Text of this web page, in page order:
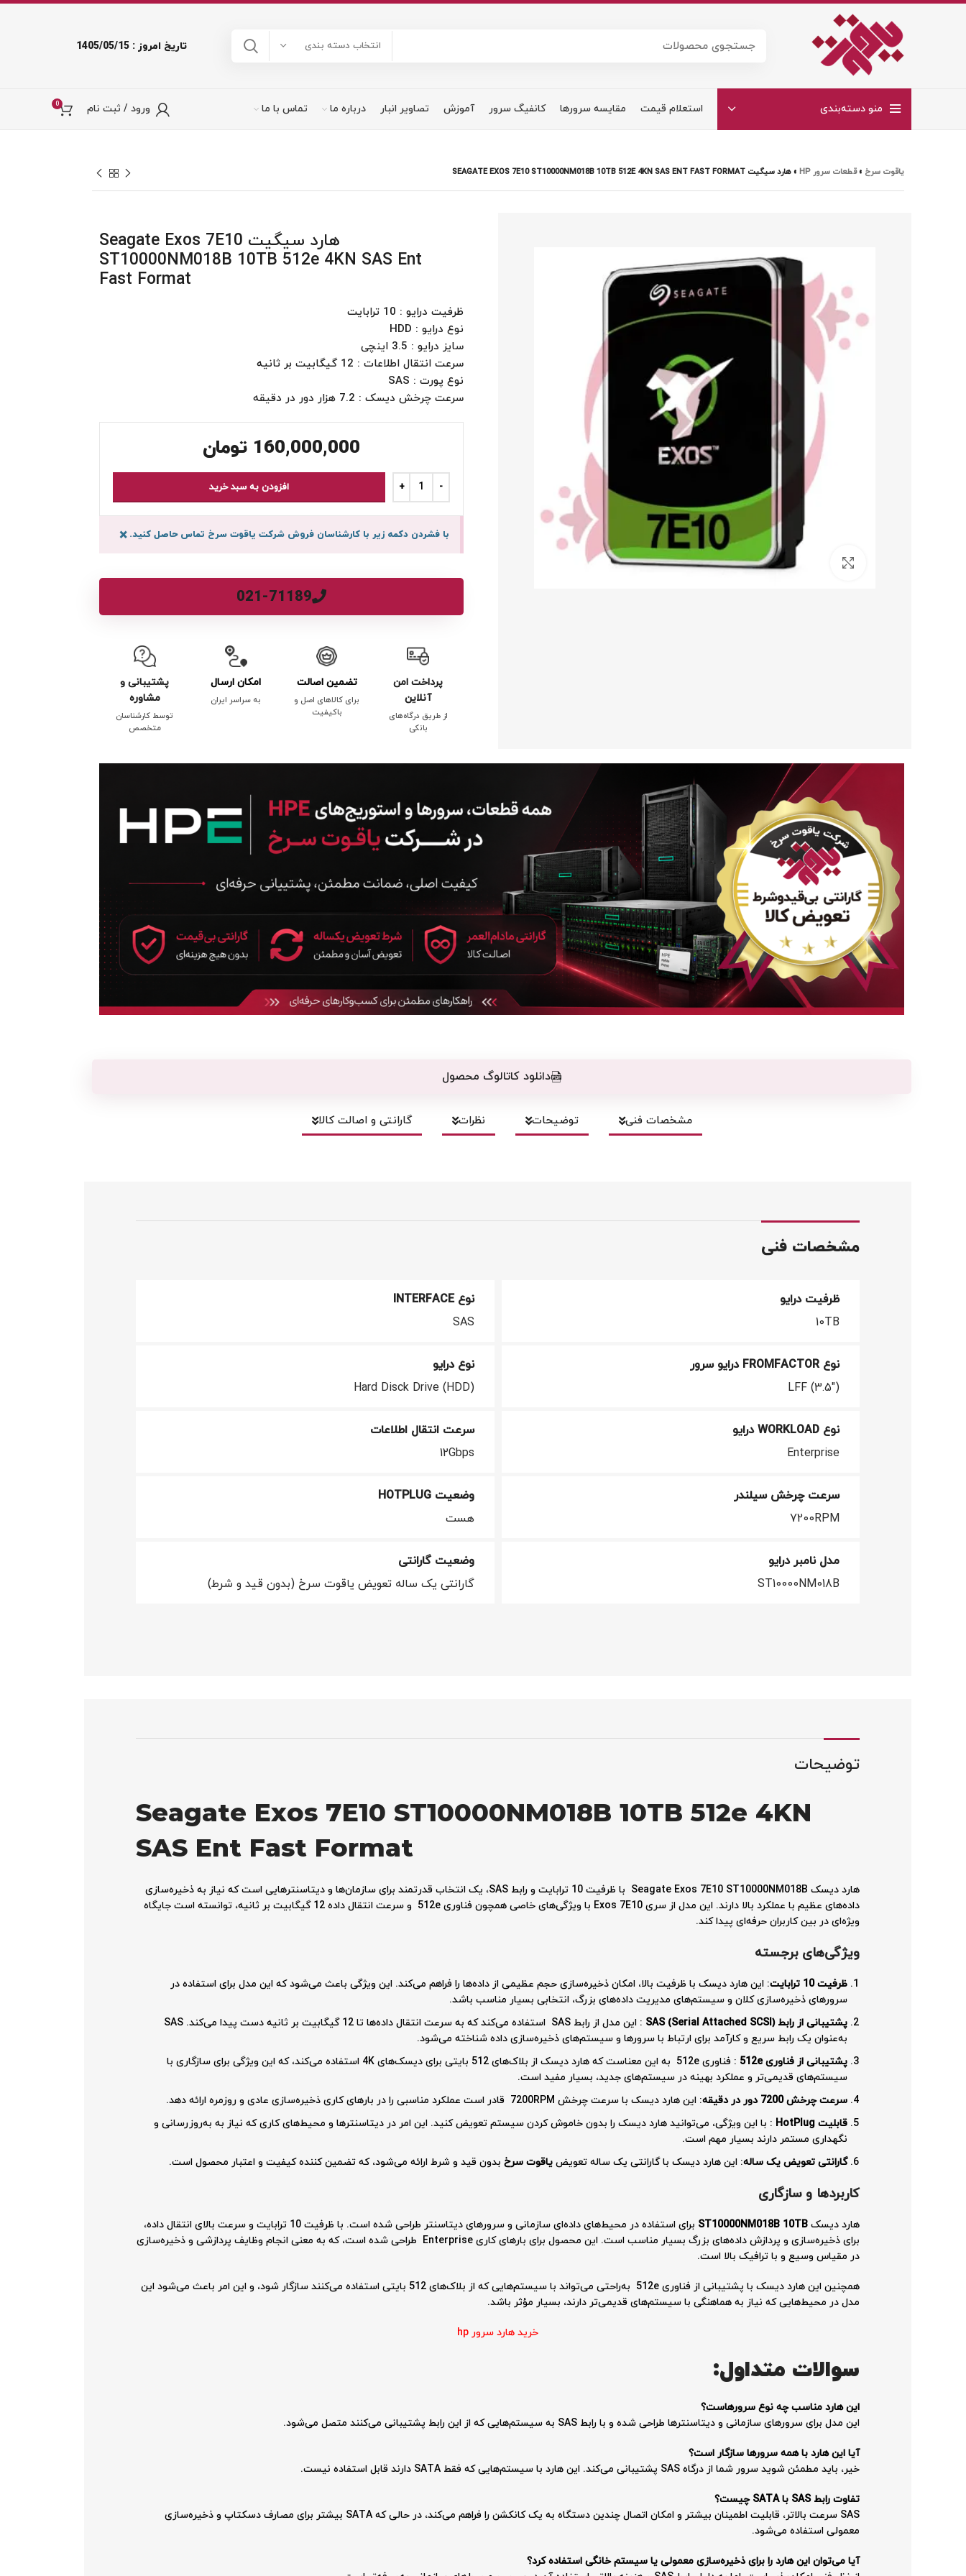
انتخاب دسته بندی تاریخ امروز : 1405/05/15
منو دسته‌بندی استعلام قیمت مقایسه سرورها کانفیگ سرور آموزش تصاویر انبار درباره ما تماس با ما ورود / ثبت نام 0
یاقوت سرخ »قطعات سرور HP »هارد سیگیت SEAGATE EXOS 7E10 ST10000NM018B 10TB 512E 4KN SAS ENT FAST FORMAT
برای بزرگنمایی کلیک کنید
هارد سیگیت Seagate Exos 7E10
ST10000NM018B 10TB 512e 4KN SAS Ent
Fast Format
ظرفیت درایو : 10 ترابایت
نوع درایو : HDD
سایز درایو : 3.5 اینچی
سرعت انتقال اطلاعات : 12 گیگابیت بر ثانیه
نوع پورت : SAS
سرعت چرخش دیسک : 7.2 هزار دور در دقیقه
160,000,000 تومان
افزودن به سبد خرید
با فشردن دکمه زیر با کارشناسان فروش شرکت یاقوت سرخ تماس حاصل کنید.×
021-71189
پرداخت امن
آنلاین
از طریق درگاه‌های
بانکی
تضمین اصالت
برای کالاهای اصل و
باکیفیت
امکان ارسال
به سراسر ایران
پشتیبانی و
مشاوره
توسط کارشناسان
متخصص
دانلود کاتالوگ محصول
مشخصات فنی توضیحات نظرات گارانتی و اصالت کالا
مشخصات فنی
ظرفیت درایو
10TB
نوع INTERFACE
SAS
نوع FROMFACTOR درایو سرور
LFF (3.5")
نوع درایو
Hard Disck Drive (HDD)
نوع WORKLOAD درایو
Enterprise
سرعت انتقال اطلاعات
12Gbps
سرعت چرخش سیلندر
7200RPM
وضعیت HOTPLUG
هست
مدل نامبر درایو
ST10000NM018B
وضعیت گارانتی
گارانتی یک ساله تعویض یاقوت سرخ (بدون قید و شرط)
توضیحات
Seagate Exos 7E10 ST10000NM018B 10TB 512e 4KN
SAS Ent Fast Format
هارد دیسک Seagate Exos 7E10 ST10000NM018B با ظرفیت 10 ترابایت و رابط SAS، یک انتخاب قدرتمند برای سازمان‌ها و دیتاسنترهایی است که نیاز به ذخیره‌سازی
داده‌های عظیم با عملکرد بالا دارند. این مدل از سری Exos 7E10 با ویژگی‌های خاصی همچون فناوری 512e و سرعت انتقال داده 12 گیگابیت بر ثانیه، توانسته است جایگاه
ویژه‌ای در بین کاربران حرفه‌ای پیدا کند.
ویژگی‌های برجسته
ظرفیت 10 ترابایت
: این هارد دیسک با ظرفیت بالا، امکان ذخیره‌سازی حجم عظیمی از داده‌ها را فراهم می‌کند. این ویژگی باعث می‌شود که این مدل برای استفاده در
سرورهای ذخیره‌سازی کلان و سیستم‌های مدیریت داده‌های بزرگ، انتخابی بسیار مناسب باشد.
پشتیبانی از رابط SAS (Serial Attached SCSI)
: این مدل از رابط SAS استفاده می‌کند که به سرعت انتقال داده‌ها تا 12 گیگابیت بر ثانیه دست پیدا می‌کند. SAS
به‌عنوان یک رابط سریع و کارآمد برای ارتباط با سرورها و سیستم‌های ذخیره‌سازی داده شناخته می‌شود.
پشتیبانی از فناوری 512e
: فناوری 512e به این معناست که هارد دیسک از بلاک‌های 512 بایتی برای دیسک‌های 4K استفاده می‌کند، که این ویژگی برای سازگاری با
سیستم‌های قدیمی‌تر و عملکرد بهینه در سیستم‌های جدید، بسیار مفید است.
سرعت چرخش 7200 دور در دقیقه
: این هارد دیسک با سرعت چرخش 7200RPM قادر است عملکرد مناسبی را در بارهای کاری ذخیره‌سازی عادی و روزمره ارائه دهد.
قابلیت
: با این ویژگی، می‌توانید هارد دیسک را بدون خاموش کردن سیستم تعویض کنید. این امر در دیتاسنترها و محیط‌های کاری که نیاز به به‌روزرسانی و
نگهداری مستمر دارند بسیار مهم است.
گارانتی تعویض یک ساله: این هارد دیسک با گارانتی یک ساله تعویض یاقوت سرخ بدون قید و شرط ارائه می‌شود، که تضمین کننده کیفیت و اعتبار محصول است.
کاربردها و سازگاری
هارد دیسک ST10000NM018B 10TB
برای استفاده در محیط‌های داده‌ای سازمانی و سرورهای دیتاسنتر طراحی شده است. با ظرفیت 10 ترابایت و سرعت بالای انتقال داده،
برای ذخیره‌سازی و پردازش داده‌های بزرگ بسیار مناسب است. این محصول برای بارهای کاری Enterprise طراحی شده است، که به معنی انجام وظایف پردازشی و ذخیره‌سازی
در مقیاس وسیع و با ترافیک بالا است.
همچنین این هارد دیسک با پشتیبانی از فناوری 512e به‌راحتی می‌تواند با سیستم‌هایی که از بلاک‌های 512 بایتی استفاده می‌کنند سازگار شود، و این امر باعث می‌شود این
مدل در محیط‌هایی که نیاز به هماهنگی با سیستم‌های قدیمی‌تر دارند، بسیار مؤثر باشد.
خرید هارد سرور hp
سوالات متداول:
این هارد مناسب چه نوع سرورهاست؟
این مدل برای سرورهای سازمانی و دیتاسنترها طراحی شده و با رابط SAS به سیستم‌هایی که از این رابط پشتیبانی می‌کنند متصل می‌شود.
آیا این هارد با همه سرورها سازگار است؟
خیر، باید مطمئن شوید سرور شما از درگاه SAS پشتیبانی می‌کند. این هارد با سیستم‌هایی که فقط SATA دارند قابل استفاده نیست.
تفاوت رابط SAS با SATA چیست؟
SAS سرعت بالاتر، قابلیت اطمینان بیشتر و امکان اتصال چندین دستگاه به یک کانکشن را فراهم می‌کند، در حالی که SATA بیشتر برای مصارف دسکتاپ و ذخیره‌سازی
معمولی استفاده می‌شود.
آیا می‌توان این هارد را برای ذخیره‌سازی معمولی یا سیستم خانگی استفاده کرد؟